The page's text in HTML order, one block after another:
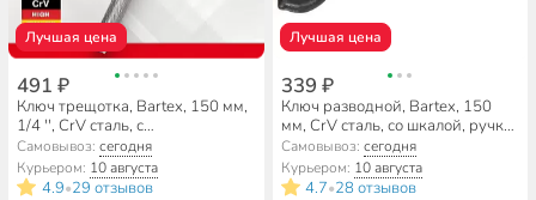
Лучшая цена
491 ₽
Ключ трещотка, Bartex, 150 мм,
1/4 '', CrV сталь, с
переключателем
Самовывоз:сегодня
Курьером: 10 августа
4.9•29 отзывов
Лучшая цена
339 ₽
Ключ разводной, Bartex, 150
мм, CrV сталь, со шкалой, ручка
ПВХ
Самовывоз: сегодня
Курьером: 10 августа
4.7•28 отзывов